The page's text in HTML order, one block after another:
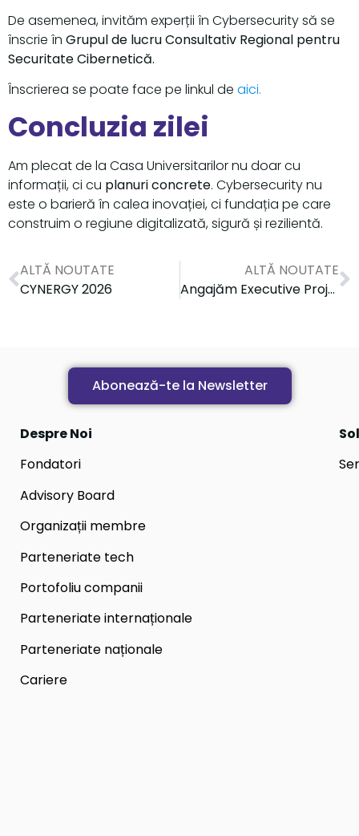
De asemenea, invităm experții în Cybersecurity să se
înscrie în Grupul de lucru Consultativ Regional pentru
Securitate Cibernetică.
Înscrierea se poate face pe linkul de aici.
Concluzia zilei
Am plecat de la Casa Universitarilor nu doar cu
informații, ci cu planuri concrete. Cybersecurity nu
este o barieră în calea inovației, ci fundația pe care
construim o regiune digitalizată, sigură și rezilientă.
ALTĂ NOUTATE
CYNERGY 2026
ALTĂ NOUTATE
Angajăm Executive Project Assistant – Digital Innovation Zone (DIZ)
Abonează-te la Newsletter
Despre Noi
Fondatori
Advisory Board
Organizații membre
Parteneriate tech
Portofoliu companii
Parteneriate internaționale
Parteneriate naționale
Cariere